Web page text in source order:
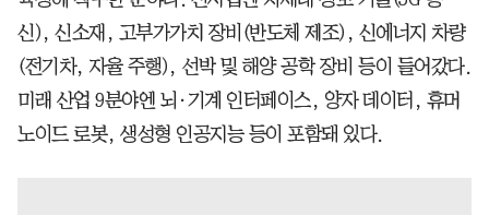
신), 신소재, 고부가가치 장비(반도체 제조), 신에너지 차량
(전기차, 자율 주행), 선박 및 해양 공학 장비 등이 들어갔다.
미래 산업 9분야엔 뇌·기계 인터페이스, 양자 데이터, 휴머
노이드 로봇, 생성형 인공지능 등이 포함돼 있다.